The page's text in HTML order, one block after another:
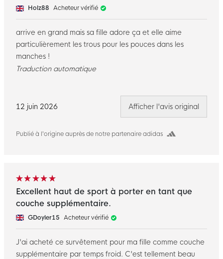
12 juin 2026
Publié à l’origine auprès de notre partenaire adidas
Holz88 Acheteur vérifié
arrive en grand mais sa fille adore ça et elle aime
particulièrement les trous pour les pouces dans les
manches !
Traduction automatique
Afficher l'avis original
Excellent haut de sport à porter en tant que
couche supplémentaire.
GDoyler15 Acheteur vérifié
J'ai acheté ce survêtement pour ma fille comme couche
supplémentaire par temps froid. C'est tellement beau